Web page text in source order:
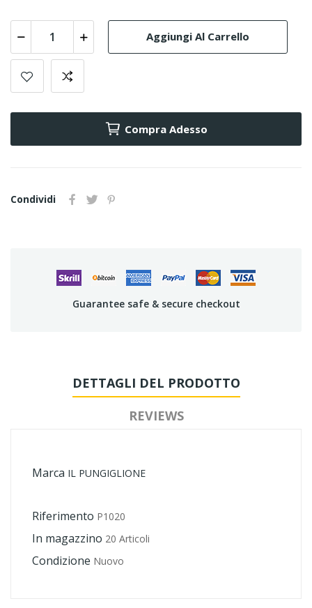
Aggiungi Al Carrello
Compra Adesso
Condividi
Guarantee safe & secure checkout
DETTAGLI DEL PRODOTTO
REVIEWS
Marca IL PUNGIGLIONE
Riferimento P1020
In magazzino 20 Articoli
Condizione Nuovo